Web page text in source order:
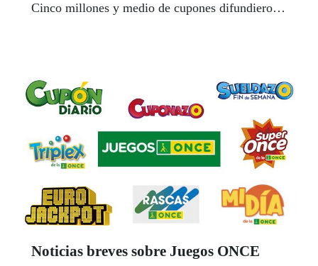
Cinco millones y medio de cupones difundieron
Noticias breves sobre Juegos ONCE